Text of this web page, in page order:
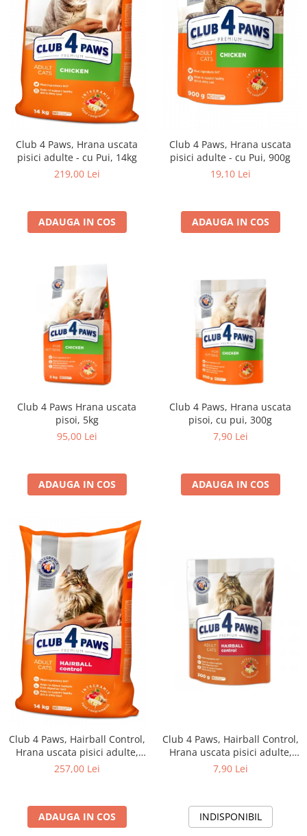
Club 4 Paws, Hrana uscata
pisici adulte - cu Pui, 14kg
219,00 Lei
ADAUGA IN COS
Club 4 Paws, Hrana uscata
pisici adulte - cu Pui, 900g
19,10 Lei
ADAUGA IN COS
Club 4 Paws Hrana uscata
pisoi, 5kg
95,00 Lei
ADAUGA IN COS
Club 4 Paws, Hrana uscata
pisoi, cu pui, 300g
7,90 Lei
ADAUGA IN COS
Club 4 Paws, Hairball Control,
Hrana uscata pisici adulte,
14kg
257,00 Lei
ADAUGA IN COS
Club 4 Paws, Hairball Control,
Hrana uscata pisici adulte,
300g
7,90 Lei
INDISPONIBIL